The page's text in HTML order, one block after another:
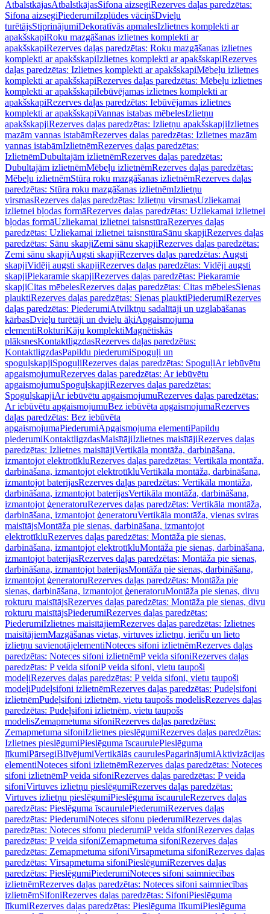
AtbalstkājasAtbalstkājasSifona aizsegiRezerves daļas paredzētas:
Sifona aizsegiPiederumiIzplūdes vāciņšDvieļu
turētājsStiprinājumiDekoratīvās apmalesIzlietnes komplekti ar
apakšskapiRoku mazgāšanas izlietnes komplekti ar
apakšskapiRezerves daļas paredzētas: Roku mazgāšanas izlietnes
komplekti ar apakšskapiIzlietnes komplekti ar apakšskapiRezerves
daļas paredzētas: Izlietnes komplekti ar apakšskapiMēbeļu izlietnes
komplekti ar apakšskapiRezerves daļas paredzētas: Mēbeļu izlietnes
komplekti ar apakšskapiIebūvējamas izlietnes komplekti ar
apakšskapiRezerves daļas paredzētas: Iebūvējamas izlietnes
komplekti ar apakšskapiVannas istabas mēbelesIzlietņu
apakšskapjiRezerves daļas paredzētas: Izlietņu apakšskapjiIzlietnes
mazām vannas istabāmRezerves daļas paredzētas: Izlietnes mazām
vannas istabāmIzlietnēmRezerves daļas paredzētas:
IzlietnēmDubultajām izlietnēmRezerves daļas paredzētas:
Dubultajām izlietnēmMēbeļu izlietnēmRezerves daļas paredzētas:
Mēbeļu izlietnēmStūra roku mazgāšanas izlietnēmRezerves daļas
paredzētas: Stūra roku mazgāšanas izlietnēmIzlietņu
virsmasRezerves daļas paredzētas: Izlietņu virsmasUzliekamai
izlietnei bļodas formāRezerves daļas paredzētas: Uzliekamai izlietnei
bļodas formāUzliekamai izlietnei taisnstūraRezerves daļas
paredzētas: Uzliekamai izlietnei taisnstūraSānu skapjiRezerves daļas
paredzētas: Sānu skapjiZemi sānu skapjiRezerves daļas paredzētas:
Zemi sānu skapjiAugsti skapjiRezerves daļas paredzētas: Augsti
skapjiVidēji augsti skapjiRezerves daļas paredzētas: Vidēji augsti
skapjiPiekaramie skapjiRezerves daļas paredzētas: Piekaramie
skapjiCitas mēbelesRezerves daļas paredzētas: Citas mēbelesSienas
plauktiRezerves daļas paredzētas: Sienas plauktiPiederumiRezerves
daļas paredzētas: PiederumiAtvilktņu sadalītāji un uzglabāšanas
kārbasDvieļu turētāji un dvieļu āķiApgaismojuma
elementiRokturiKāju komplektiMagnētiskās
plāksnesKontaktligzdasRezerves daļas paredzētas:
KontaktligzdasPapildu piederumiSpoguļi un
spoguļskapjiSpoguļiRezerves daļas paredzētas: SpoguļiAr iebūvētu
apgaismojumuRezerves daļas paredzētas: Ar iebūvētu
apgaismojumuSpoguļskapjiRezerves daļas paredzētas:
SpoguļskapjiAr iebūvētu apgaismojumuRezerves daļas paredzētas:
Ar iebūvētu apgaismojumuBez iebūvēta apgaismojumaRezerves
daļas paredzētas: Bez iebūvēta
apgaismojumaPiederumiApgaismojuma elementiPapildu
piederumiKontaktligzdasMaisītājiIzlietnes maisītājiRezerves daļas
paredzētas: Izlietnes maisītājiVertikāla montāža, darbināšana,
izmantojot elektrotīkluRezerves daļas paredzētas: Vertikāla montāža,
darbināšana, izmantojot elektrotīkluVertikāla montāža, darbināšana,
izmantojot baterijasRezerves daļas paredzētas: Vertikāla montāža,
darbināšana, izmantojot baterijasVertikāla montāža, darbināšana,
izmantojot ģeneratoruRezerves daļas paredzētas: Vertikāla montāža,
darbināšana, izmantojot ģeneratoruVertikāla montāža, vienas sviras
maisītājsMontāža pie sienas, darbināšana, izmantojot
elektrotīkluRezerves daļas paredzētas: Montāža pie sienas,
darbināšana, izmantojot elektrotīkluMontāža pie sienas, darbināšana,
izmantojot baterijasRezerves daļas paredzētas: Montāža pie sienas,
darbināšana, izmantojot baterijasMontāža pie sienas, darbināšana,
izmantojot ģeneratoruRezerves daļas paredzētas: Montāža pie
sienas, darbināšana, izmantojot ģeneratoruMontāža pie sienas, divu
rokturu maisītājsRezerves daļas paredzētas: Montāža pie sienas, divu
rokturu maisītājsPiederumiRezerves daļas paredzētas:
PiederumiIzlietnes maisītājiemRezerves daļas paredzētas: Izlietnes
maisītājiemMazgāšanas vietas, virtuves izlietņu, ierīču un lieto
izlietņu savienotājelementiNoteces sifoni izlietnēmRezerves daļas
paredzētas: Noteces sifoni izlietnēmP veida sifoniRezerves daļas
paredzētas: P veida sifoniP veida sifoni, vietu taupoši
modeļiRezerves daļas paredzētas: P veida sifoni, vietu taupoši
modeļiPudeļsifoni izlietnēmRezerves daļas paredzētas: Pudeļsifoni
izlietnēmPudeļsifoni izlietnēm, vietu taupošs modelisRezerves daļas
paredzētas: Pudeļsifoni izlietnēm, vietu taupošs
modelisZemapmetuma sifoniRezerves daļas paredzētas:
Zemapmetuma sifoniIzlietnes pieslēgumiRezerves daļas paredzētas:
Izlietnes pieslēgumiPieslēguma īscaurulePieslēguma
līkumiPārsegiBlīvējumiVertikālās caurulesPagarinājumiAktivizācijas
elementiNoteces sifoni izlietnēmRezerves daļas paredzētas: Noteces
sifoni izlietnēmP veida sifoniRezerves daļas paredzētas: P veida
sifoniVirtuves izlietņu pieslēgumiRezerves daļas paredzētas:
Virtuves izlietņu pieslēgumiPieslēguma īscauruleRezerves daļas
paredzētas: Pieslēguma īscaurulePiederumiRezerves daļas
paredzētas: PiederumiNoteces sifonu piederumiRezerves daļas
paredzētas: Noteces sifonu piederumiP veida sifoniRezerves daļas
paredzētas: P veida sifoniZemapmetuma sifoniRezerves daļas
paredzētas: Zemapmetuma sifoniVirsapmetuma sifoniRezerves daļas
paredzētas: Virsapmetuma sifoniPieslēgumiRezerves daļas
paredzētas: PieslēgumiPiederumiNoteces sifoni saimniecības
izlietnēmRezerves daļas paredzētas: Noteces sifoni saimniecības
izlietnēmSifoniRezerves daļas paredzētas: SifoniPieslēguma
līkumiRezerves daļas paredzētas: Pieslēguma līkumiPieslēguma